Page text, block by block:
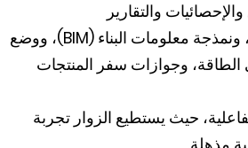
والتقارير
إدارة البيانات، ونمذجة معلومات البناء (BIM)، ووضع
وجوازات سفر المنتجات
حيث يستطيع الزوار تجربة